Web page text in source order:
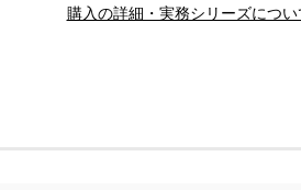
購入の詳細・実務シリーズについ